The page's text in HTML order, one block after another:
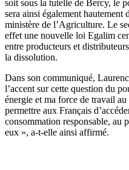
soit sous la tutelle de Bercy, le
sera ainsi également hautement
ministère de l’Agriculture. Le
effet une nouvelle loi Egalim
entre producteurs et
la dissolution.
Dans son communiqué,
l’accent sur cette question du
énergie et ma force de travail
permettre aux Français
consommation responsable, au
eux », a-t-elle ainsi affirmé.